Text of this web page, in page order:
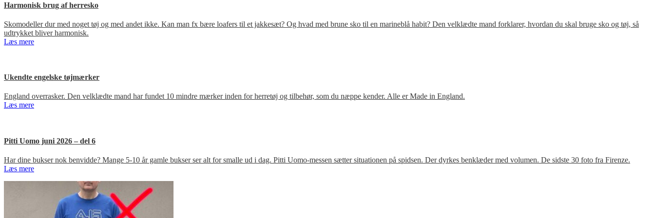
Harmonisk brug af herresko
Skomodeller dur med noget tøj og med andet ikke. Kan man fx bære loafers til et jakkesæt? Og hvad med brune sko til en marineblå habit? Den velklædte mand forklarer, hvordan du skal bruge sko og tøj, så
udtrykket bliver harmonisk.
Læs mere
Ukendte engelske tøjmærker
England overrasker. Den velklædte mand har fundet 10 mindre mærker inden for herretøj og tilbehør, som du næppe kender. Alle er Made in England.
Læs mere
Pitti Uomo juni 2026 – del 6
Har dine bukser nok benvidde? Mange 5-10 år gamle bukser ser alt for smalle ud i dag. Pitti Uomo-messen sætter situationen på spidsen. Der dyrkes benklæder med volumen. De sidste 30 foto fra Firenze.
Læs mere